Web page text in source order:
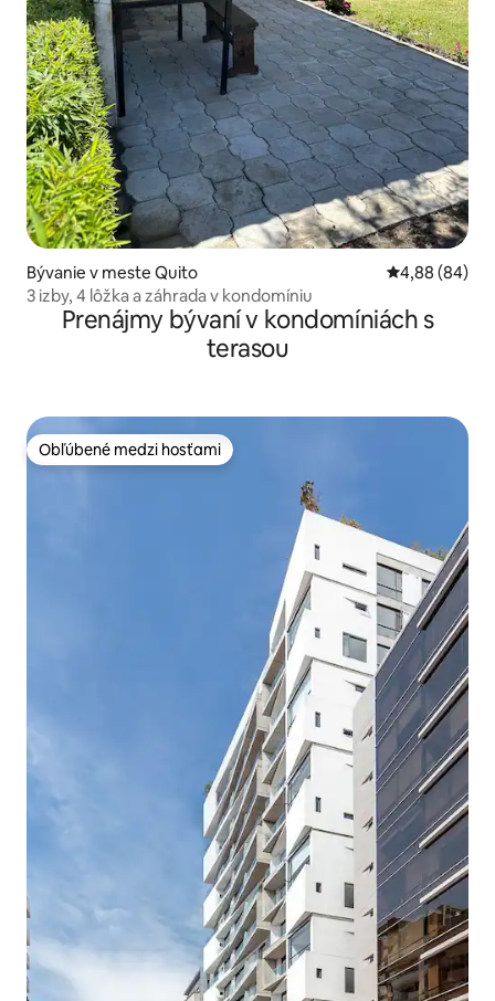
Bývanie v meste Quito Priemerné
4,88 (84)
3 izby, 4 lôžka a záhrada v kondomíniu
Prenájmy bývaní v kondomíniách s
terasou
Obľúbené medzi hosťami
Obľúbené medzi hosťami